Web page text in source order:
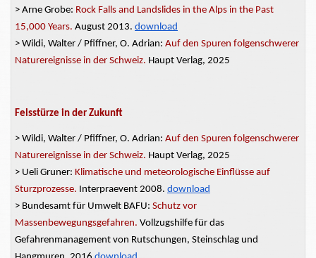
> Arne Grobe: Rock Falls and Landslides in the Alps in the Past
15,000 Years. August 2013. download
> Wildi, Walter / Pfiffner, O. Adrian: Auf den Spuren folgenschwerer
Naturereignisse in der Schweiz. Haupt Verlag, 2025
Felsstürze in der Zukunft
> Wildi, Walter / Pfiffner, O. Adrian: Auf den Spuren folgenschwerer
Naturereignisse in der Schweiz. Haupt Verlag, 2025
> Ueli Gruner: Klimatische und meteorologische Einflüsse auf
Sturzprozesse. Interpraevent 2008. download
> Bundesamt für Umwelt BAFU: Schutz vor
Massenbewegungsgefahren. Vollzugshilfe für das
Gefahrenmanagement von Rutschungen, Steinschlag und